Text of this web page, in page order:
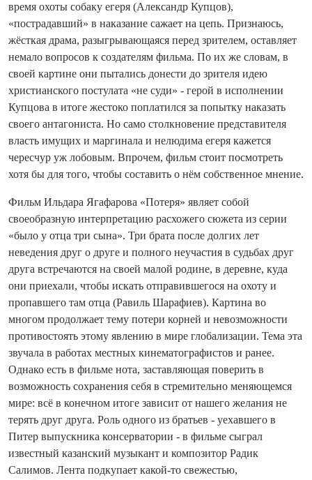
время охоты собаку егеря (Александр Купцов),
«пострадавший» в наказание сажает на цепь. Признаюсь,
жёсткая драма, разыгрывающаяся перед зрителем, оставляет
немало вопросов к создателям фильма. По их же словам, в
своей картине они пытались донести до зрителя идею
христианского постулата «не суди» - герой в исполнении
Купцова в итоге жестоко поплатился за попытку наказать
своего антагониста. Но само столкновение представителя
власть имущих и маргинала и нелюдима егеря кажется
чересчур уж лобовым. Впрочем, фильм стоит посмотреть
хотя бы для того, чтобы составить о нём собственное мнение.
Фильм Ильдара Ягафарова «Потеря» являет собой
своеобразную интерпретацию расхожего сюжета из серии
«было у отца три сына». Три брата после долгих лет
неведения друг о друге и полного не­участия в судьбах друг
друга встречаются на своей малой родине, в деревне, куда
они приехали, чтобы искать отправившегося на охоту и
пропавшего там отца (Равиль Шарафиев). Картина во
многом продолжает тему потери корней и невозможности
противостоять этому явлению в мире глобализации. Тема эта
звучала в работах местных кинематографистов и ранее.
Однако есть в фильме нота, заставляющая поверить в
возможность сохранения себя в стремительно меняющемся
мире: всё в конечном итоге зависит от нашего желания не
терять друг друга. Роль одного из братьев - уехавшего в
Питер выпускника консерватории - в фильме сыграл
известный казанский музыкант и композитор Радик
Салимов. Лента подкупает какой-то свежестью,